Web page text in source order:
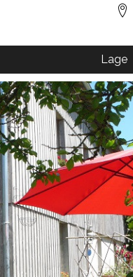
Lage